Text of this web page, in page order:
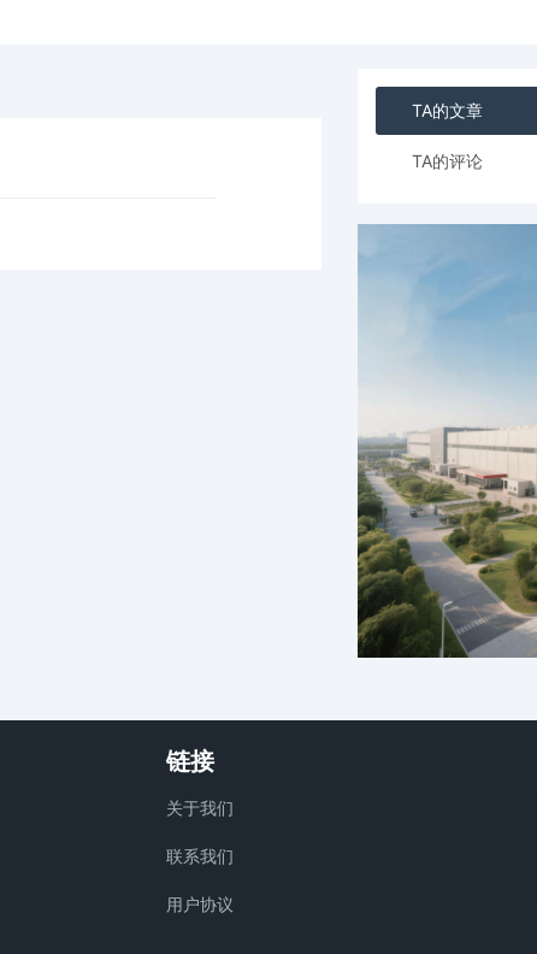
TA的文章
TA的评论
链接
关于我们
联系我们
用户协议